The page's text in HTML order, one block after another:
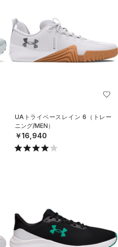
UAトライベースレイン 6（トレー
ニング/MEN）
￥16,940